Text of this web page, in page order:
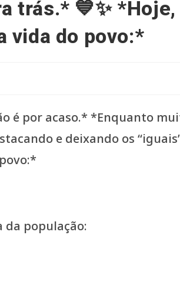
trás.* 💙✨
vida do povo:*
da população: